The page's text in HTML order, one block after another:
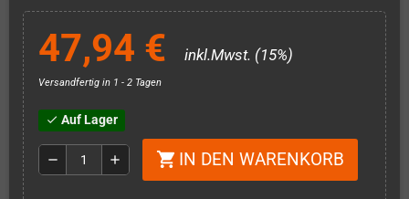
47,94 € inkl.Mwst. (15%)
Versandfertig in 1 - 2 Tagen
check Auf Lager
remove add shopping_cart IN DEN WARENKORB